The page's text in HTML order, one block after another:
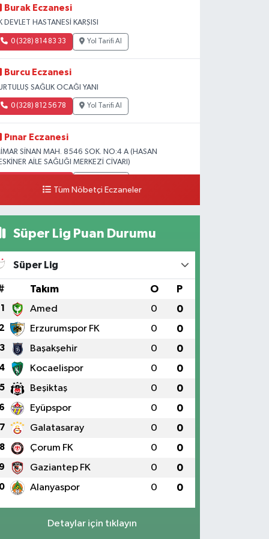
Burak Eczanesi
DEVLET HASTANESİ KARŞISI
0 (328) 814 83 33 Yol Tarifi Al
Burcu Eczanesi
SAĞLIK OCAĞI YANI
0 (328) 812 56 78 Yol Tarifi Al
Pınar Eczanesi
SİNAN MAH. 8546 SOK. NO:4 A (HASAN
AİLE SAĞLIĞI MERKEZİ CİVARI)
Tüm Nöbetçi Eczaneler
Süper Lig Puan Durumu
Süper Lig
Takım O P
1 Amed 0 0
2 Erzurumspor FK 0 0
3 Başakşehir 0 0
4 Kocaelispor 0 0
5 Beşiktaş 0 0
6 Eyüpspor 0 0
7 Galatasaray 0 0
8 Çorum FK 0 0
9 Gaziantep FK 0 0
Alanyaspor 0 0
Detaylar için tıklayın